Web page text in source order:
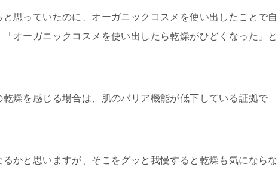
思っていたのに、オーガニックコスメを使い出したことで自
オーガニックコスメを使い出したら乾燥がひどくなった」と
燥を感じる場合は、肌のバリア機能が低下している証拠で
かと思いますが、そこをグッと我慢すると乾燥も気にならな